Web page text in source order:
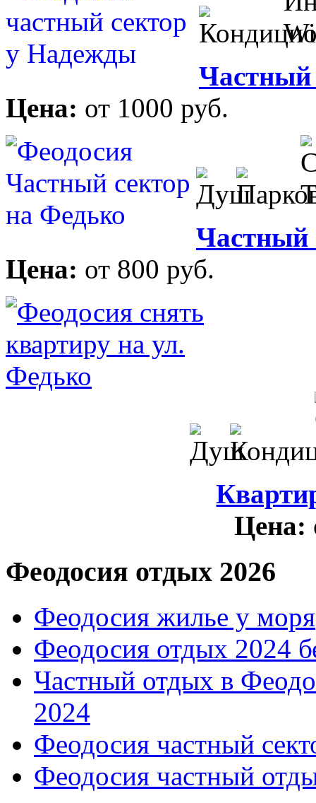
Частный
Цена: от 1000 руб.
Частный
Цена: от 800 руб.
Цена:
Феодосия отдых 2026
Феодосия жилье у моря
Феодосия отдых 2024
Частный отдых в
2024
Феодосия частный
Феодосия частный